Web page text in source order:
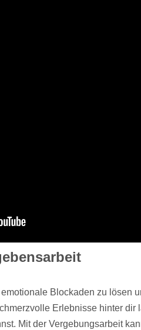
Blockaden zu lösen
Erlebnisse hinter dir
Mit der Vergebungsarbeit